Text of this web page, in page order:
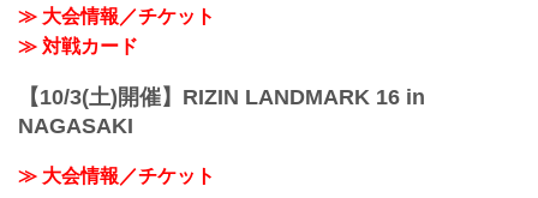
≫ 大会情報／チケット
≫ 対戦カード
【10/3(土)開催】RIZIN LANDMARK 16 in
NAGASAKI
≫ 大会情報／チケット